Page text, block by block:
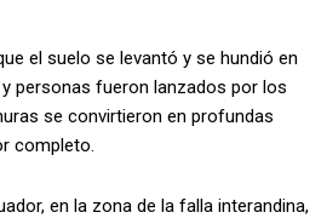
el suelo se levantó y se hundió en
personas fueron lanzados por los
se convirtieron en profundas
completo.
en la zona de la falla interandina,